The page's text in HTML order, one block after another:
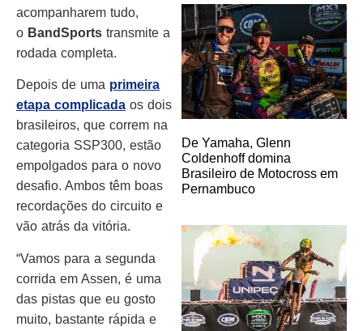
acompanharem tudo,
o BandSports transmite a
rodada completa.
Depois de uma primeira
etapa complicada os dois
brasileiros, que correm na
categoria SSP300, estão
empolgados para o novo
desafio. Ambos têm boas
recordações do circuito e
vão atrás da vitória.
“Vamos para a segunda
corrida em Assen, é uma
das pistas que eu gosto
muito, bastante rápida e
De Yamaha, Glenn
Coldenhoff domina
Brasileiro de Motocross em
Pernambuco